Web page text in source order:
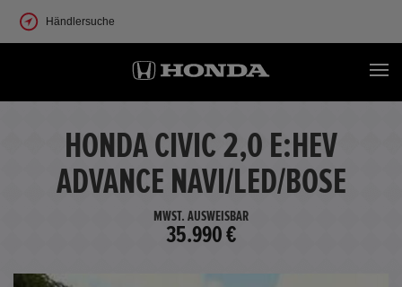
Händlersuche
HONDA CIVIC 2,0 E:HEV
ADVANCE NAVI/LED/BOSE
MWST. AUSWEISBAR
35.990 €